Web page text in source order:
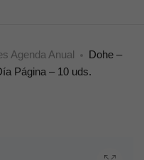
Agenda Anual
Dohe –
Página – 10 uds.